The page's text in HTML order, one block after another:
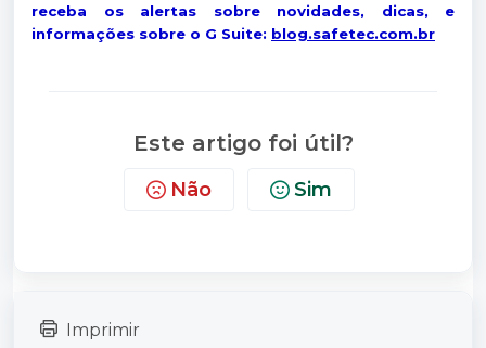
receba os alertas sobre novidades, dicas, e
informações sobre o G Suite: blog.safetec.com.br
Este artigo foi útil?
Não Sim
Imprimir